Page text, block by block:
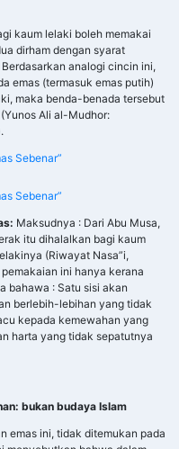
itu dihalalkan bagi kaum
(Riwayat Nasa”i,
ini hanya kerana
bahawa : Satu sisi akan
berlebih-lebihan yang tidak
kepada kemewahan yang
harta yang tidak sepatutnya
bukan budaya Islam
ini, tidak ditemukan pada
menyebutkan bahwa dalam
lemak unik, lemak yang
dimana lemak ini akan
masuk ke dalam tubuh,
menembus kulit, namun tidak
menuju daging dan darah.
tubuh seorang wanita, zat
sangat dilarang bagi